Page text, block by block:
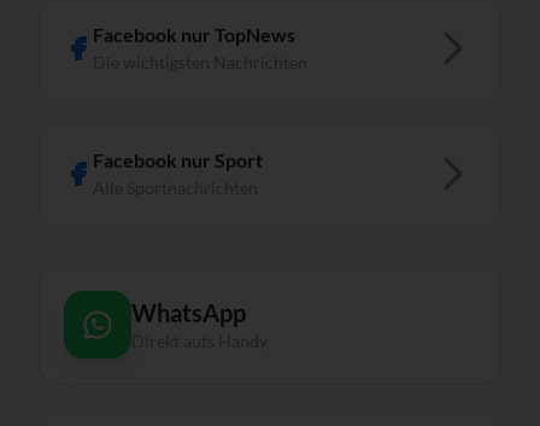
Facebook nur TopNews
Facebook nur Sport
WhatsApp